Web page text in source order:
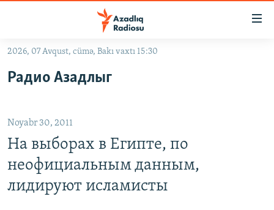
Əsas
qayıt
qayıt
Axtarışa
#İZAHLA
#ƏSLINDƏ
QANUNI DOĞRU
ARAŞDIRMA
2026, 07 Avqust, cümə, Bakı vaxtı 15:30
Радио Азадлыг
Noyabr 30, 2011
На выборах в Египте, по
неофициальным данным,
лидируют исламисты